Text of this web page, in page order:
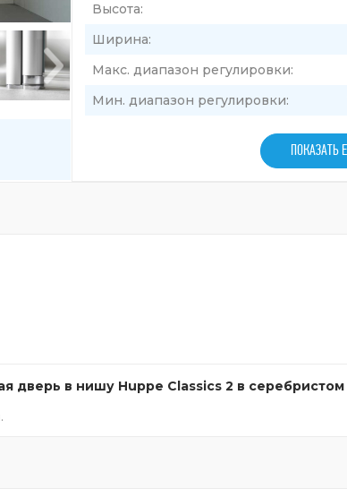
Высота:
Ширина:
Макс. диапазон регулировки:
Мин. диапазон регулировки:
ПОКАЗАТЬ
дверь в нишу Huppe Classics 2 в серебристом